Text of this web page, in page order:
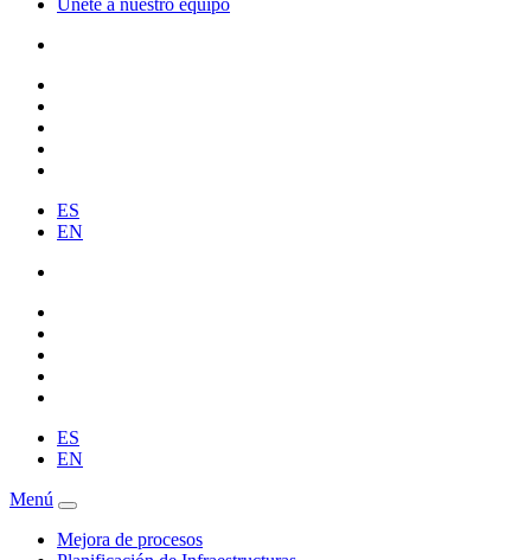
ES
EN
ES
EN
Menú
Mejora de procesos